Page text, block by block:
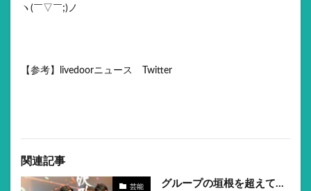
ヽ(￣▽￣;)ノ
【参考】livedoorニュース Twitter
関連記事
芸能
グループの垣根を超えて…